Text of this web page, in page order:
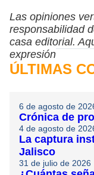
Las opiniones
responsabilidad
casa editorial.
expresión
ÚLTIMAS
6 de agosto de
Crónica de
4 de agosto de
La captura
Jalisco
31 de julio de 2026